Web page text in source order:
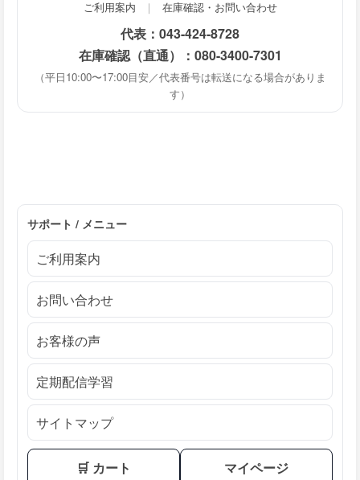
ご利用案内 ｜ 在庫確認・お問い合わせ
代表： 043-424-8728
在庫確認（直通）： 080-3400-7301
（平日10:00〜17:00目安／代表番号は転送になる場合がありま
す）
サポート / メニュー
ご利用案内
お問い合わせ
お客様の声
定期配信学習
サイトマップ
🛒 カート マイページ